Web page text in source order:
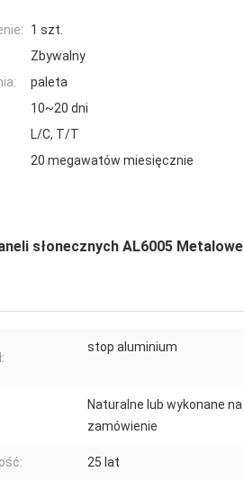
1 szt.
Zbywalny
paleta
10~20 dni
L/C, T/T
20 megawatów miesięcznie
słonecznych AL6005 Metalowe
stop aluminium
Naturalne lub wykonane na
zamówienie
25 lat